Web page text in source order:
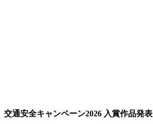
交通安全キャンペーン2026 入賞作品発表